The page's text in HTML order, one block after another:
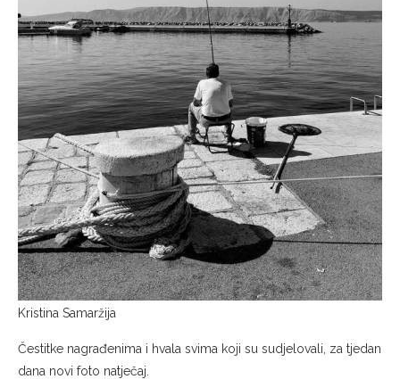
Kristina Samaržija
Čestitke nagrađenima i hvala svima koji su sudjelovali, za tjedan
dana novi foto natječaj.